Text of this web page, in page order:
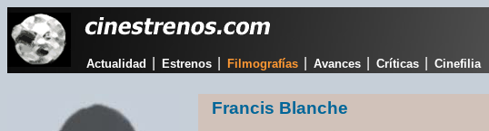
Actualidad Estrenos Filmografías Avances Críticas Cinefilia
Francis Blanche